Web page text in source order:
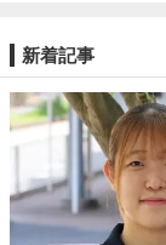
新着記事